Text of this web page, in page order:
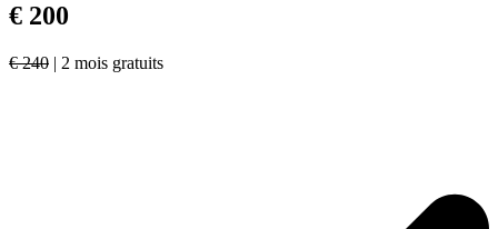
€ 200
€ 240 | 2 mois gratuits